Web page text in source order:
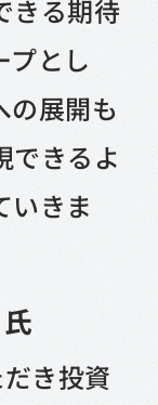
きる期待
プとし
の展開も
できるよ
いきま
き投資